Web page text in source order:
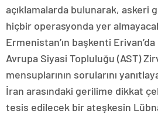
açıklamalarda bulunarak, askeri
hiçbir operasyonda yer
Ermenistan’ın başkenti
Avrupa Siyasi Topluluğu (AST)
mensuplarının sorularını
İran arasındaki gerilime dikkat
tesis edilecek bir ateşkesin